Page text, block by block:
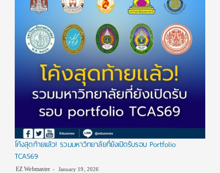
โค้งสุดท้ายเเล้ว! รวมมหาวิทยาลัยที่ยังเปิดรับรอบ Portfolio
TCAS69
EZ Webmaster January 19, 2026